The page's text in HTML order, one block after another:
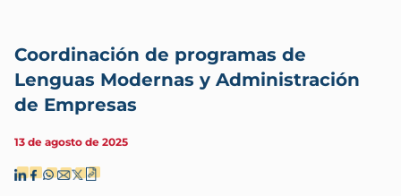
Coordinación de programas de
Lenguas Modernas y Administración
de Empresas
13 de agosto de 2025